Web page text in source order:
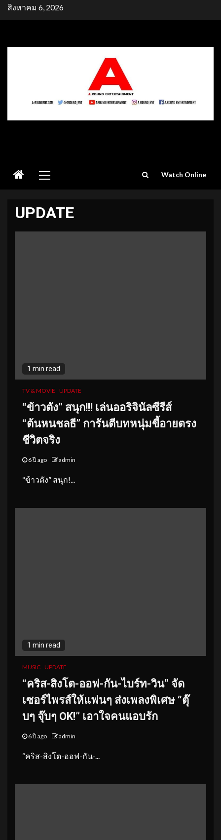
Skipสิงหาคม 6, 2026
Menu
Watch Online
UPDATE
1 min read
TV & MOVIE UPDATE
“ข้าวตัง” สนุก!!! เล่นออริจินัลซีรีส์
“ต้นหนชลธี” การันตีบทหนุ่มขี้อายตรง
ชีวิตจริง
6 ปี ago admin
“ข้าวตัง” สนุก!...
1 min read
MUSIC UPDATE
“คริส-สิงโต-ออฟ-กัน-ไบร์ท-วิน” จัด
เซอร์ไพรส์ให้แฟนๆ ส่งเพลงพิเศษ “ตุ๊
บๆ จุ๊บๆ OK!” เอาใจคนแอบรัก
6 ปี ago admin
“คริส-สิงโต-ออฟ-กัน-...